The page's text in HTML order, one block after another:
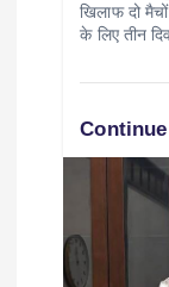
खिलाफ दो
के लिए तीन